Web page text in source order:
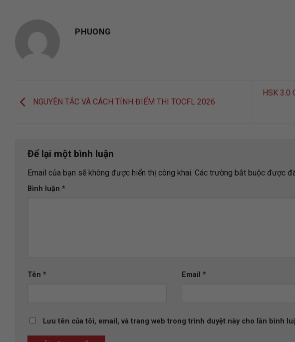
PHUONG
NGUYÊN TẮC VÀ CÁCH TÍNH ĐIỂM THI TOCFL 2026
HSK 3.0
Để lại một bình luận
Email của bạn sẽ không được hiển thị công khai. Các trường bắt buộc được
Bình luận *
Tên * Email*
Lưu tên của tôi, email, và trang web trong trình duyệt này cho lần bình